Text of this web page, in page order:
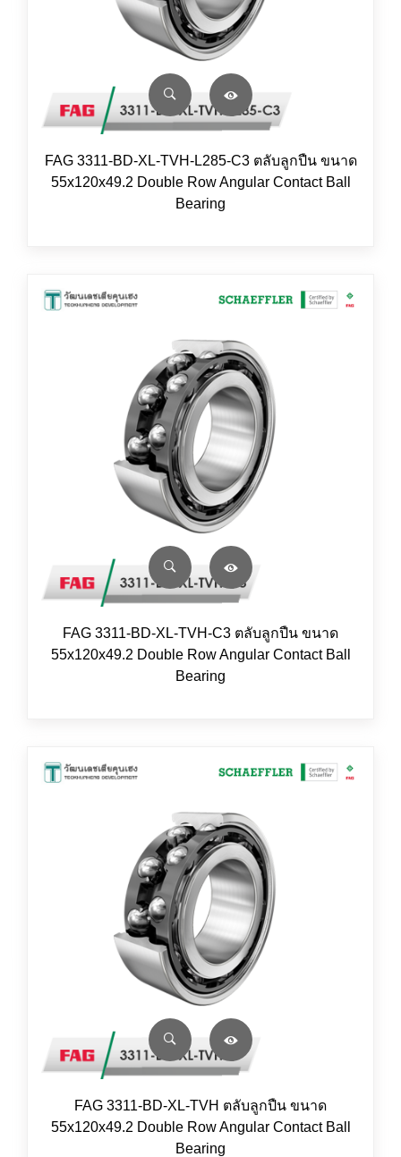
FAG 3311-BD-XL-TVH-L285-C3 ตลับลูกปืน ขนาด
55x120x49.2 Double Row Angular Contact Ball
Bearing
FAG 3311-BD-XL-TVH-C3 ตลับลูกปืน ขนาด
55x120x49.2 Double Row Angular Contact Ball
Bearing
FAG 3311-BD-XL-TVH ตลับลูกปืน ขนาด
55x120x49.2 Double Row Angular Contact Ball
Bearing